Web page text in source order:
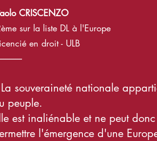
CRISCENZO
sur la liste DL à l'Europe
icencié en droit - ULB
souveraineté nationale
peuple.
est inaliénable et ne peut donc
l'émergence d'une